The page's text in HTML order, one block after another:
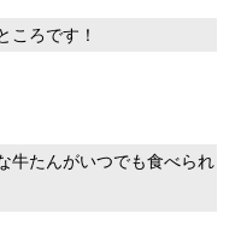
ころです！
牛たんがいつでも食べられ